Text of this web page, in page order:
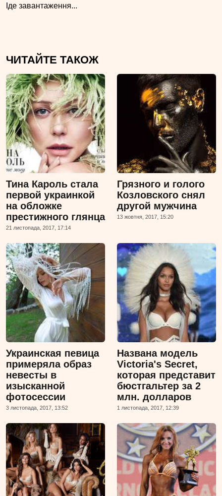
Іде завантаження...
ЧИТАЙТЕ ТАКОЖ
Тина Кароль стала
первой украинкой
на обложке
престижного глянца
21 листопада, 2017, 17:14
Грязного и голого
Козловского снял
другой мужчина
13 жовтня, 2017, 15:20
Украинская певица
примеряла образ
невесты в
изысканной
фотосессии
3 листопада, 2017, 13:52
Названа модель
Victoria's Secret,
которая представит
бюстгальтер за 2
млн. долларов
1 листопада, 2017, 12:39